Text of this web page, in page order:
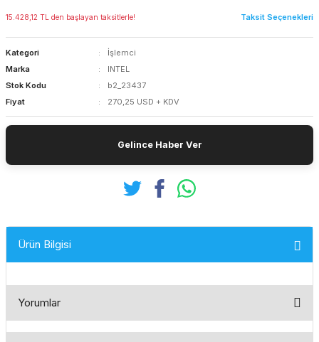
15.428,12 TL den başlayan taksitlerle! Taksit Seçenekleri
Kategori
İşlemci
Marka
INTEL
Stok Kodu
b2_23437
Fiyat
270,25 USD + KDV
Gelince Haber Ver
Ürün Bilgisi
Yorumlar